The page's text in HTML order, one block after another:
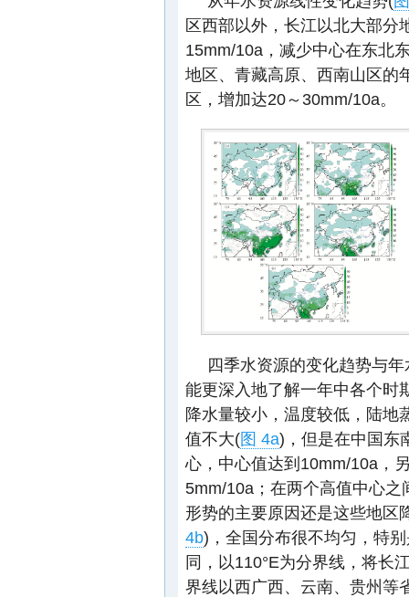
区西部以外，长江以北大部分
15mm/10a，减少中心在东北
地区、青藏高原、西南山区的
区，增加达20～30mm/10a。
四季水资源的变化趋势与
能更深入地了解一年中各个时
降水量较小，温度较低，陆地
值不大(图 4a)，但是在中国东
心，中心值达到10mm/10a，
5mm/10a；在两个高值中心
形势的主要原因还是这些地区
4b)，全国分布很不均匀，特
同，以110°E为分界线，将长
界线以西广西、云南、贵州等